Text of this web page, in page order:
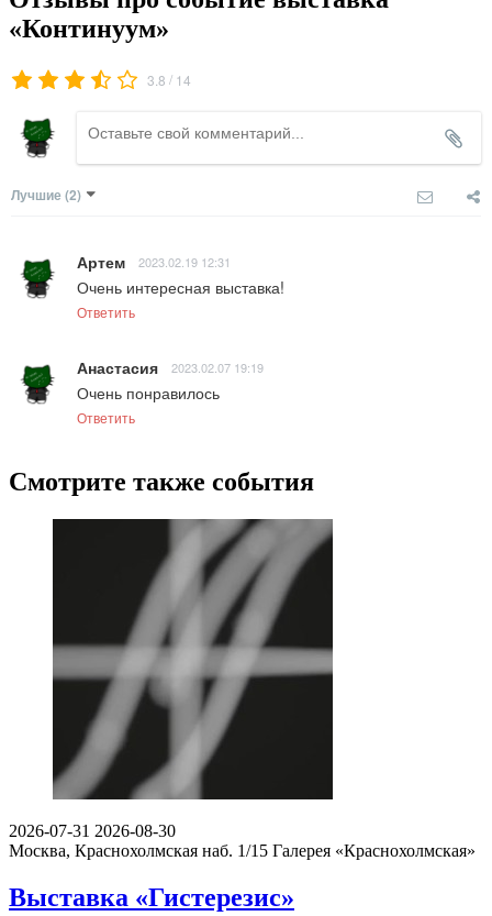
«Континуум»
3.8 / 14
Лучшие (2)
Артем 2023.02.19 12:31
Очень интересная выставка!
Ответить
Анастасия 2023.02.07 19:19
Очень понравилось
Ответить
Смотрите также события
2026-07-31 2026-08-30
Москва, Краснохолмская наб. 1/15 Галерея «Краснохолмская»
Выставка «Гистерезис»